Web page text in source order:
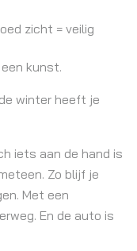
zicht = veilig
kunst.
winter heeft je
iets aan de hand is
Zo blijf je
Met een
En de auto is